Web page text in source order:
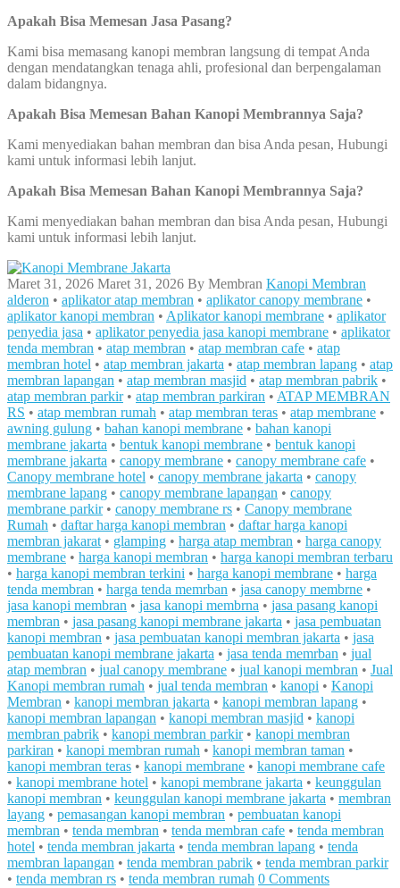
Apakah Bisa Memesan Jasa Pasang?
Kami bisa memasang kanopi membran langsung di tempat Anda
dengan mendatangkan tenaga ahli, profesional dan berpengalaman
dalam bidangnya.
Apakah Bisa Memesan Bahan Kanopi Membrannya Saja?
Kami menyediakan bahan membran dan bisa Anda pesan, Hubungi
kami untuk informasi lebih lanjut.
Apakah Bisa Memesan Bahan Kanopi Membrannya Saja?
Kami menyediakan bahan membran dan bisa Anda pesan, Hubungi
kami untuk informasi lebih lanjut.
Maret 31, 2026 Maret 31, 2026 By Membran Kanopi Membran
alderon • aplikator atap membran • aplikator canopy membrane •
aplikator kanopi membran • Aplikator kanopi membrane • aplikator
penyedia jasa • aplikator penyedia jasa kanopi membrane • aplikator
tenda membran • atap membran • atap membran cafe • atap
membran hotel • atap membran jakarta • atap membran lapang • atap
membran lapangan • atap membran masjid • atap membran pabrik •
atap membran parkir• atap membran parkiran • ATAP MEMBRAN
RS • atap membran rumah • atap membran teras • atap membrane •
awning gulung • bahan kanopi membrane • bahan kanopi
membrane jakarta • bentuk kanopi membrane • bentuk kanopi
membrane jakarta • canopy membrane • canopy membrane cafe •
Canopy membrane hotel • canopy membrane jakarta • canopy
membrane lapang • canopy membrane lapangan • canopy
membrane parkir• canopy membrane rs • Canopy membrane
Rumah • daftar harga kanopi membran • daftar harga kanopi
membran jakarat• glamping • harga atap membran • harga canopy
membrane • harga kanopi membran • harga kanopi membran terbaru
• harga kanopi membran terkini • harga kanopi membrane • harga
tenda membran • harga tenda memrban • jasa canopy membrne •
jasa kanopi membran • jasa kanopi membrna • jasa pasang kanopi
membran • jasa pasang kanopi membrane jakarta • jasa pembuatan
kanopi membran • jasa pembuatan kanopi membran jakarta • jasa
pembuatan kanopi membrane jakarta • jasa tenda memrban • jual
atap membran • jual canopy membrane • jual kanopi membran • Jual
Kanopi membran rumah • jual tenda membran • kanopi • Kanopi
Membran • kanopi membran jakarta • kanopi membran lapang •
kanopi membran lapangan • kanopi membran masjid • kanopi
membran pabrik • kanopi membran parkir• kanopi membran
parkiran • kanopi membran rumah • kanopi membran taman •
kanopi membran teras • kanopi membrane • kanopi membrane cafe
• kanopi membrane hotel • kanopi membrane jakarta • keunggulan
kanopi membran • keunggulan kanopi membrane jakarta • membran
layang • pemasangan kanopi membran • pembuatan kanopi
membran • tenda membran • tenda membran cafe • tenda membran
hotel • tenda membran jakarta • tenda membran lapang • tenda
membran lapangan • tenda membran pabrik • tenda membran parkir
• tenda membran rs • tenda membran rumah 0 Comments